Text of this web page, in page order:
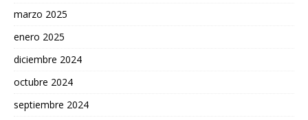
marzo 2025
enero 2025
diciembre 2024
octubre 2024
septiembre 2024